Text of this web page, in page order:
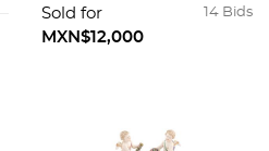
Sellados
SITZENDORF 2
14 Bids
Sold for
MXN$12,000